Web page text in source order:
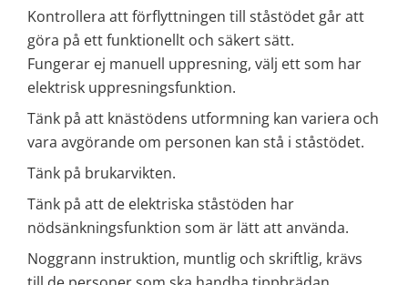
Kontrollera att förflyttningen till ståstödet går att
göra på ett funktionellt och säkert sätt.
Fungerar ej manuell uppresning, välj ett som har
elektrisk uppresningsfunktion.
Tänk på att knästödens utformning kan variera och
vara avgörande om personen kan stå i ståstödet.
Tänk på brukarvikten.
Tänk på att de elektriska ståstöden har
nödsänkningsfunktion som är lätt att använda.
Noggrann instruktion, muntlig och skriftlig, krävs